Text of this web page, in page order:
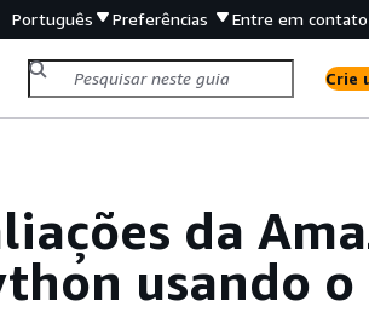
Português Preferências Entre em contato
Crie
da
usando o